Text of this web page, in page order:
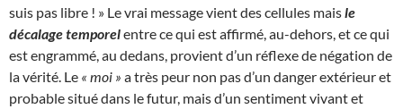
suis pas libre ! » Le vrai message vient des cellules maisle
décalage temporelentre ce qui est affirmé, au-dehors, et ce qui
est engrammé, au dedans, provient d’un réflexe de négation de
la vérité. Le « moi » a très peur non pas d’un danger extérieur et
probable situé dans le futur, mais d’un sentiment vivant et